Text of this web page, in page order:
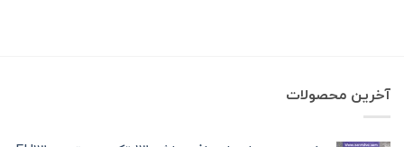
آخرین محصولات